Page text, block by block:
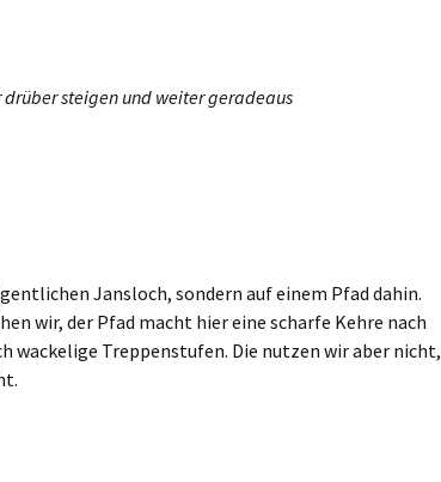
drüber steigen und weiter geradeaus
Jansloch, sondern auf einem Pfad dahin.
wir, der Pfad macht hier eine scharfe Kehre nach
wackelige Treppenstufen. Die nutzen wir aber nicht,